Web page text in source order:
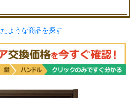
ような商品を探す